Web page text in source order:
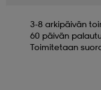
3-8 arkipäivän
60 päivän
Toimitetaan